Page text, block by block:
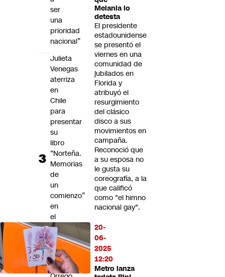
Melania lo
detesta
El presidente
estadounidense
se presentó el
viernes en una
comunidad de
jubilados en
Florida y
atribuyó el
resurgimiento
del clásico
disco a sus
movimientos en
campaña.
Reconoció que
a su esposa no
le gusta su
coreografía, a la
que calificó
como "el himno
nacional gay".
20-
06-
2025
12:20
Metro lanza
ser
una
prioridad
nacional”
Julieta
Venegas
aterriza
en
Chile
para
presentar
su
libro
“Norteña.
Memorias
de
un
comienzo”
en
el
Centro
Cultural
La
Moneda